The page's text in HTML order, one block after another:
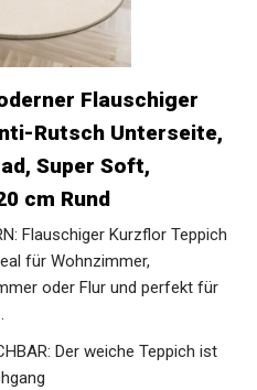
Flauschiger
Rutsch Unterseite,
Super Soft,
cm Rund
Flauschiger Kurzflor Teppich
für Wohnzimmer,
oder Flur und perfekt für
Der weiche Teppich ist